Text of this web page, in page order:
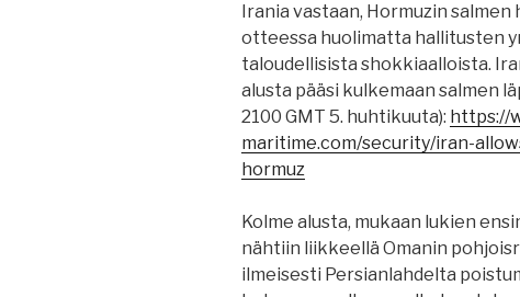
Irania vastaan, Hormuzin
otteessa huolimatta hallitusten
taloudellisista shokkiaalloista.
alusta pääsi kulkemaan salmen
2100 GMT 5. huhtikuuta): https://
maritime.com/security/iran-
hormuz
Kolme alusta, mukaan lukien
nähtiin liikkeellä Omanin
ilmeisesti Persianlahdelta